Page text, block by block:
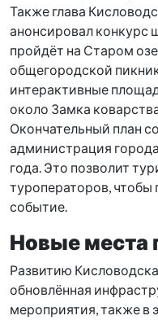
Также глава
анонсировал конкурс
пройдёт на Старом
общегородской
интерактивные
около Замка
Окончательный план
администрация
года. Это позволит
туроператоров, чтобы
событие.
Новые места
Развитию
обновлённая
мероприятия, также в